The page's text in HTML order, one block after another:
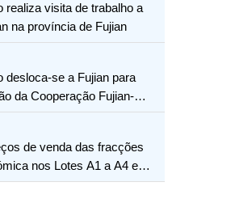
realiza visita de trabalho a
na província de Fujian
desloca-se a Fujian para
da Cooperação Fujian-
de venda das fracções
nos Lotes A1 a A4 e
Novos Aterros